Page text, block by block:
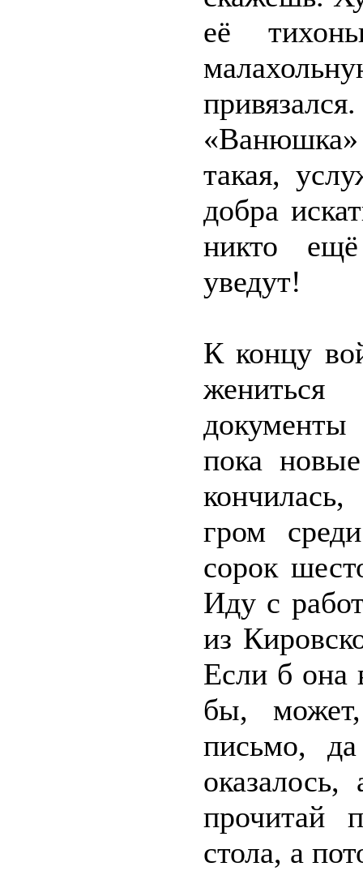
её
такая,
добра
никто
уведут!
К концу
документы
пока
гром
сорок
Иду с
из
Если б она
бы,
письмо,
прочитай
стола, а